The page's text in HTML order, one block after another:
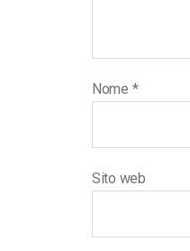
Nome *
Sito web